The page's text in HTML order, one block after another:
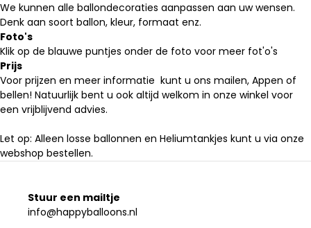
We kunnen alle ballondecoraties aanpassen aan uw wensen.
Denk aan soort ballon, kleur, formaat enz.
Foto's
Klik op de blauwe puntjes onder de foto voor meer fot'o's
Prijs
Voor prijzen en meer informatie kunt u ons mailen, Appen of
bellen! Natuurlijk bent u ook altijd welkom in onze winkel voor
een vrijblijvend advies.
Let op: Alleen losse ballonnen en Heliumtankjes kunt u via onze
webshop bestellen.
Stuur een mailtje
info@happyballoons.nl